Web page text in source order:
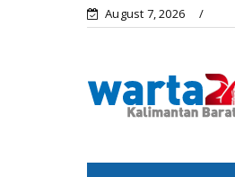
August 7, 2026